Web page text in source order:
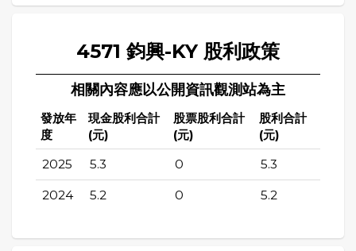
4571 鈞興-KY 股利政策
相關內容應以公開資訊觀測站為主
發放年
度
現金股利合計
(元)
股票股利合計
(元)
股利合計
(元)
2025 5.3 0 5.3
2024 5.2 0 5.2